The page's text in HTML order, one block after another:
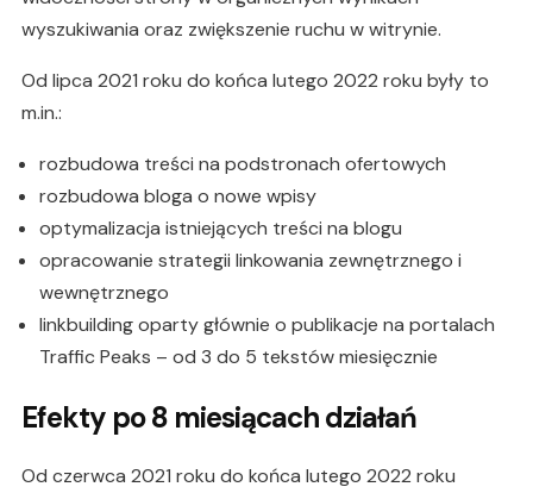
wyszukiwania oraz zwiększenie ruchu w witrynie.
Od lipca 2021 roku do końca lutego 2022 roku były to
m.in.:
rozbudowa treści na podstronach ofertowych
rozbudowa bloga o nowe wpisy
optymalizacja istniejących treści na blogu
opracowanie strategii linkowania zewnętrznego i
wewnętrznego
linkbuilding oparty głównie o publikacje na portalach
Traffic Peaks – od 3 do 5 tekstów miesięcznie
Efekty po 8 miesiącach działań
Od czerwca 2021 roku do końca lutego 2022 roku